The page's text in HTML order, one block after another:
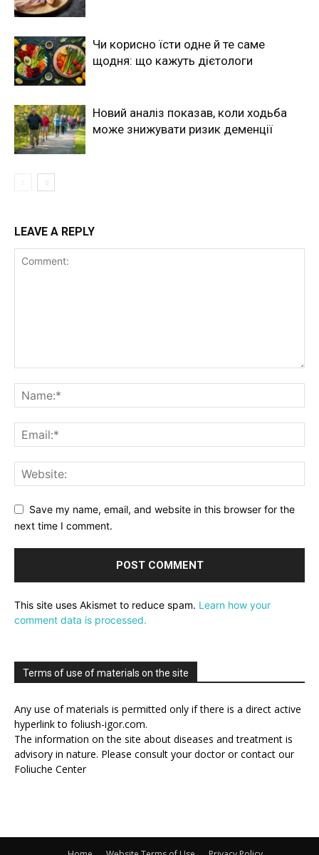
Чи корисно їсти одне й те саме
щодня: що кажуть дієтологи
Новий аналіз показав, коли ходьба
може знижувати ризик деменції
LEAVE A REPLY
Save my name, email, and website in this browser for the
next time I comment.
This site uses Akismet to reduce spam. Learn how your
comment data is processed.
Terms of use of materials on the site
Any use of materials is permitted only if there is a direct active
hyperlink to foliush-igor.com.
The information on the site about diseases and treatment is
advisory in nature. Please consult your doctor or contact our
Foliuche Center